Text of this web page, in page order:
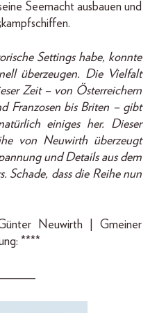
Seemacht ausbauen und
Settings habe, konnte
überzeugen. Die Vielfalt
Zeit – von Österreichern
Franzosen bis Briten – gibt
einiges her. Dieser
von Neuwirth überzeugt
und Details aus dem
Schade, dass die Reihe nun
Neuwirth | Gmeiner
****